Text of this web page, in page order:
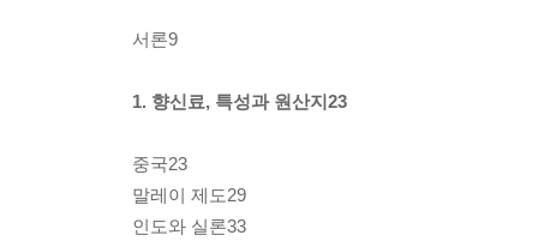
서론9
1. 향신료, 특성과 원산지23
중국23
말레이 제도29
인도와 실론33